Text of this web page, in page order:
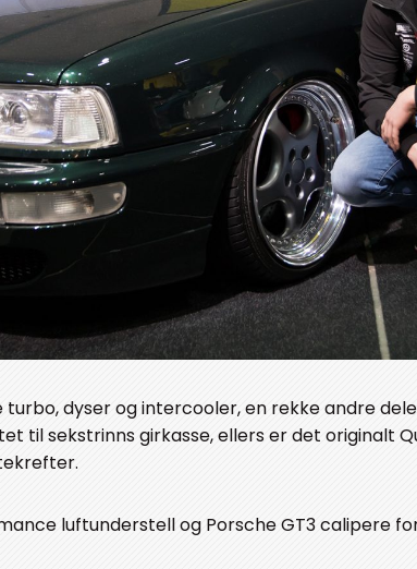
dyser og intercooler, en rekke andre
til sekstrinns girkasse, ellers er det originalt
luftunderstell og Porsche GT3 calipere